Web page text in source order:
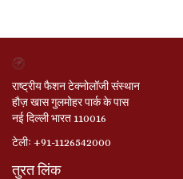
राष्ट्रीय फैशन टेक्नोलॉजी संस्थान
हौज़ खास गुलमोहर पार्क के पास
नई दिल्ली भारत 110016
टेलीः +91-1126542000
तुरत लिंक